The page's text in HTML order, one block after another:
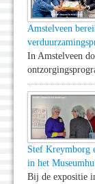
Amstelveen
In Amstelveen
Stef Kreymborg
in het
Bij de expositie